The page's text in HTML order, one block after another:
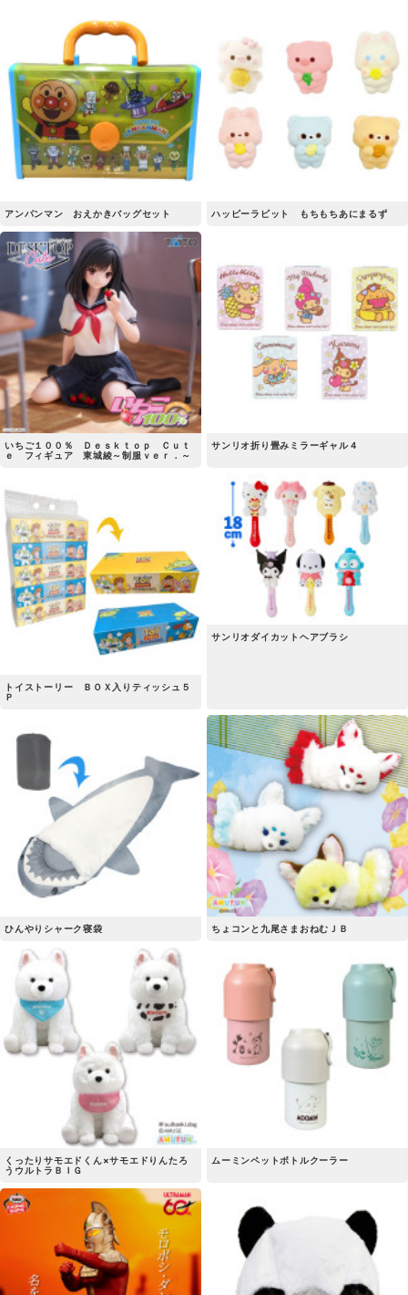
アンパンマン おえかきバッグセット ハッピーラビット もちもちあにまるず
いちご１００％ Ｄｅｓｋｔｏｐ Ｃｕｔ
ｅ フィギュア 東城綾～制服ｖｅｒ．～
サンリオ折り畳みミラーギャル４
トイストーリー ＢＯＸ入りティッシュ５
Ｐ
サンリオダイカットヘアブラシ
ひんやりシャーク寝袋 ちょコンと九尾さまおねむＪＢ
くったりサモエドくん×サモエドりんたろ
うウルトラＢＩＧ
ムーミンペットボトルクーラー